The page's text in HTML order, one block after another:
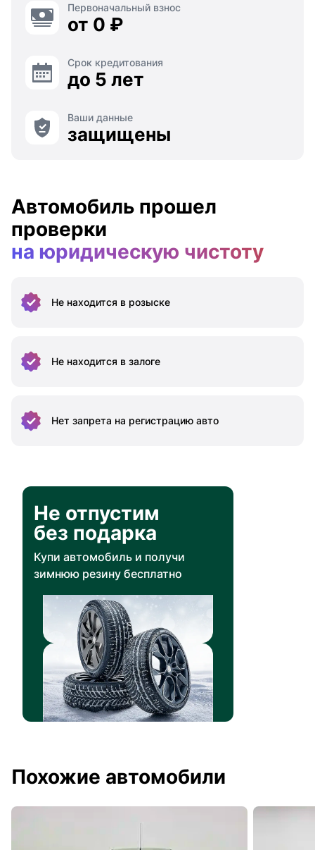
Первоначальный взнос
от 0 ₽
Срок кредитования
до 5 лет
Ваши данные
защищены
Автомобиль прошел
проверки
на юридическую чистоту
Не находится в розыске
Не находится в залоге
Нет запрета на регистрацию авто
Не отпустим
без подарка
Купи автомобиль и получи
зимнюю резину бесплатно
Похожие автомобили